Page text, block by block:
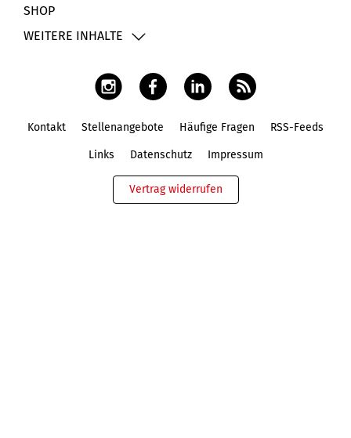
SHOP
WEITERE INHALTE
Kontakt Stellenangebote Häufige Fragen RSS-Feeds
Links Datenschutz Impressum
Vertrag widerrufen